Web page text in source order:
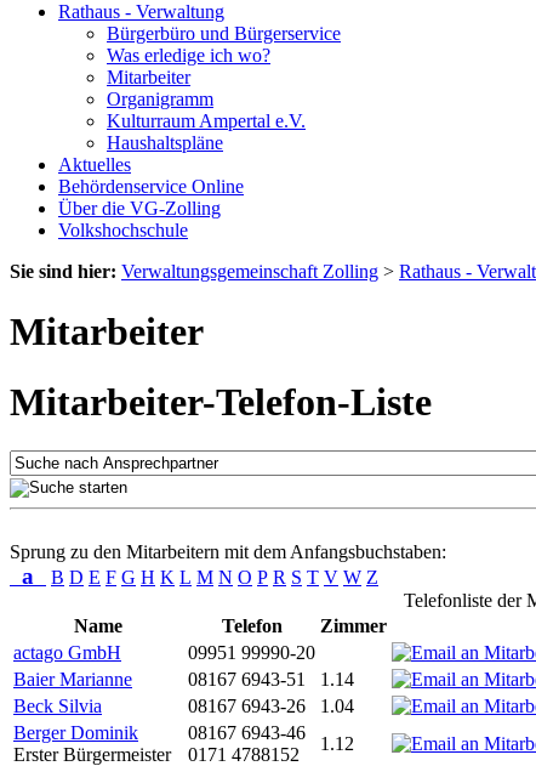
Rathaus - Verwaltung
Bürgerbüro und Bürgerservice
Was erledige ich wo?
Mitarbeiter
Organigramm
Kulturraum Ampertal e.V.
Haushaltspläne
Aktuelles
Behördenservice Online
Über die VG-Zolling
Volkshochschule
Sie sind hier: Verwaltungsgemeinschaft Zolling > Rathaus -
Mitarbeiter
Mitarbeiter-Telefon-Liste
Sprung zu den Mitarbeitern mit dem Anfangsbuchstaben:
a B D E F G H K L M N O P R S T V W Z
Telefonliste der
Name
Telefon Zimmer
actago GmbH
09951 99990-20
Baier Marianne
08167 6943-51 1.14
Beck Silvia
08167 6943-26 1.04
Berger Dominik
Erster Bürgermeister
08167 6943-46
0171 4788152
1.12